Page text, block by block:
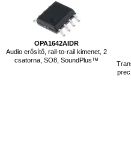
OPA1642AIDR
Audio erősítő, rail-to-rail kimenet, 2
csatorna, SO8, SoundPlus™